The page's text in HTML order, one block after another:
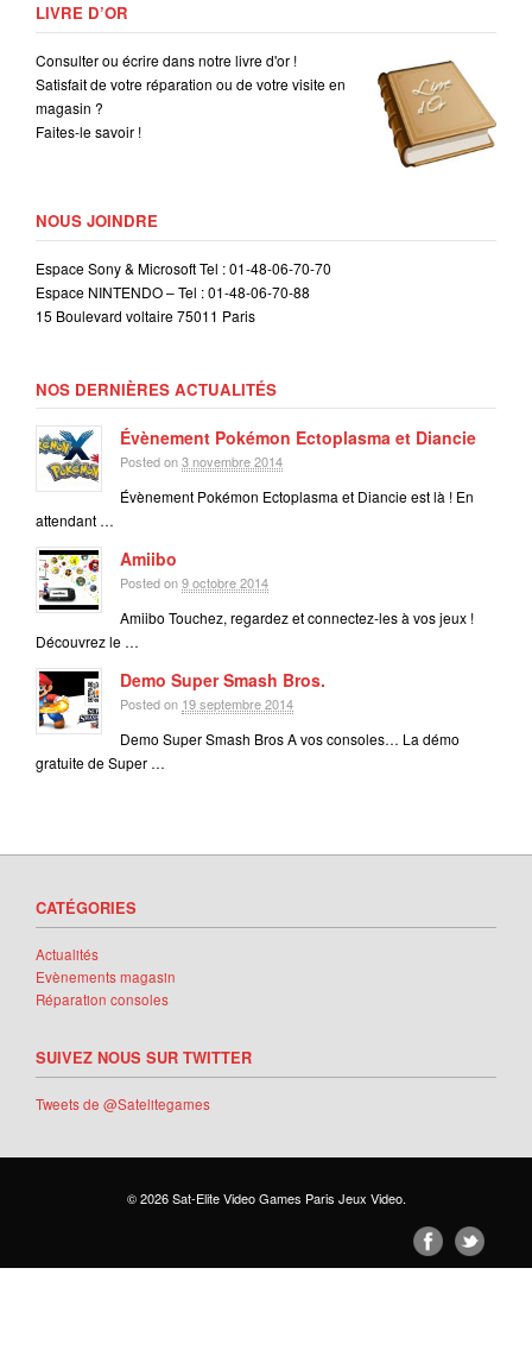
LIVRE D’OR
Consulter ou écrire dans notre livre d'or !
Satisfait de votre réparation ou de votre visite en
magasin ?
Faites-le savoir !
NOUS JOINDRE
Espace Sony & Microsoft Tel : 01-48-06-70-70
Espace NINTENDO – Tel : 01-48-06-70-88
15 Boulevard voltaire 75011 Paris
NOS DERNIÈRES ACTUALITÉS
Évènement Pokémon Ectoplasma et Diancie
Posted on3 novembre 2014
Évènement Pokémon Ectoplasma et Diancie est là ! En
attendant …
Amiibo
Posted on9 octobre 2014
Amiibo Touchez, regardez et connectez-les à vos jeux !
Découvrez le …
Demo Super Smash Bros.
Posted on 19 septembre 2014
Demo Super Smash Bros A vos consoles… La démo
gratuite de Super …
CATÉGORIES
Actualités
Evènements magasin
Réparation consoles
SUIVEZ NOUS SUR TWITTER
Tweets de @Satelitegames
© 2026Sat-Elite Video Games Paris Jeux Video.